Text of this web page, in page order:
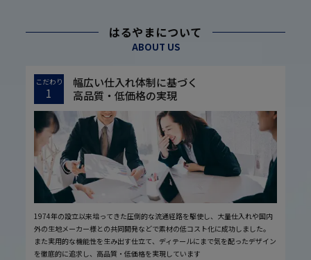
はるやまについて
ABOUT US
こだわり
1
幅広い仕入れ体制に基づく
高品質・低価格の実現
1974年の設立以来培ってきた圧倒的な流通経路を駆使し、大量仕入れや国内
外の生地メーカー様との共同開発などで素材の低コスト化に成功しました。
また実用的な機能性を生み出す仕立て、ディテールにまで気を配ったデザイン
を徹底的に追求し、高品質・低価格を実現しています